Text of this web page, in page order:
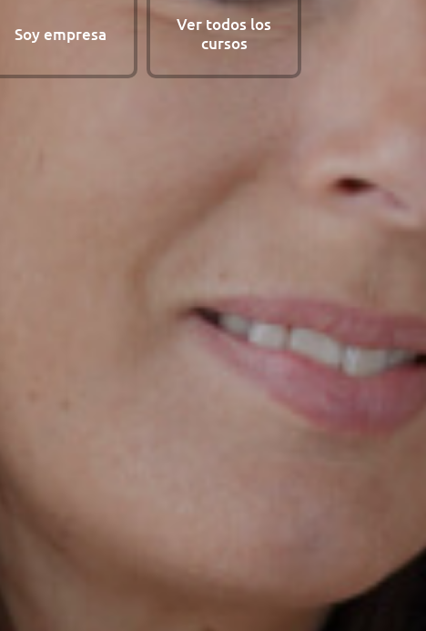
Soy empresa
Ver todos los
cursos